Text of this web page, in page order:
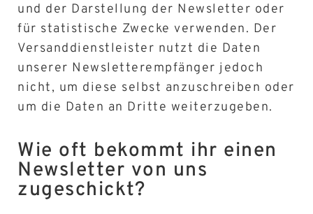
und der Darstellung der Newsletter oder
für statistische Zwecke verwenden. Der
Versanddienstleister nutzt die Daten
unserer Newsletterempfänger jedoch
nicht, um diese selbst anzuschreiben oder
um die Daten an Dritte weiterzugeben.
Wie oft bekommt ihr einen
Newsletter von uns
zugeschickt?